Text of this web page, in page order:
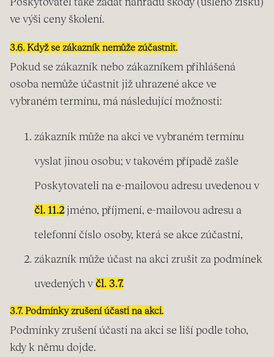
ve výši ceny školení.
3.6. Když se zákazník nemůže zúčastnit.
Pokud se zákazník nebo zákazníkem přihlášená
osoba nemůže účastnit již uhrazené akce ve
vybraném termínu, má následující možnosti:
zákazník může na akci ve vybraném termínu
vyslat jinou osobu; v takovém případě zašle
Poskytovateli na e-mailovou adresu uvedenou v
čl. 11.2jméno, příjmení, e-mailovou adresu a
telefonní číslo osoby, která se akce zúčastní,
zákazník může účast na akci zrušit za podmínek
uvedených v čl. 3.7.
3.7. Podmínky zrušení účasti na akci.
Podmínky zrušení účasti na akci se liší podle toho,
kdy k němu dojde.